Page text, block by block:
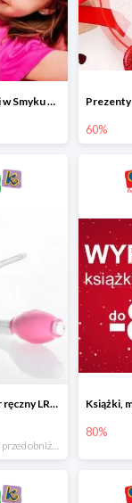
Walentynki dla dzieci w Smyku do -60%
60%
Simed Lakta Laktator ręczny LR-8 -34%
*najniższa cena z 30 dni przed obniżką
80%